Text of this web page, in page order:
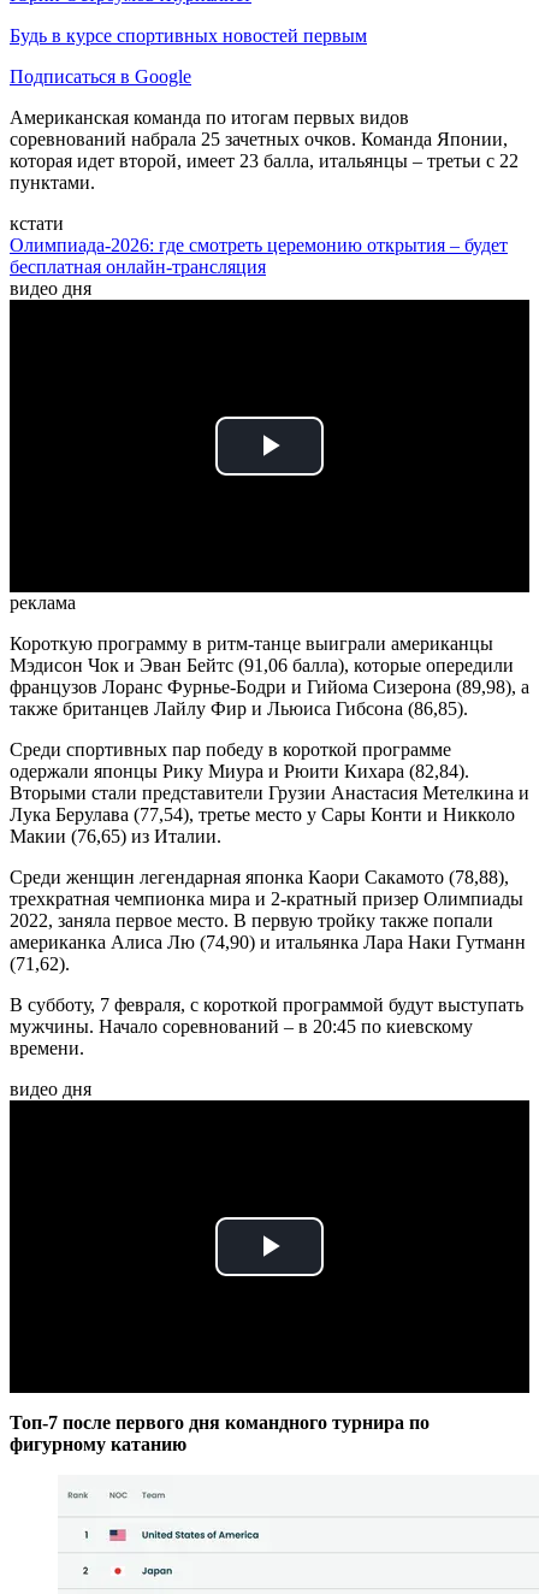
Будь в курсе спортивных новостей первым
Подписаться в Google
Американская команда по итогам первых видов
соревнований набрала 25 зачетных очков. Команда Японии,
которая идет второй, имеет 23 балла, итальянцы – третьи с 22
пунктами.
кстати
Олимпиада-2026: где смотреть церемонию открытия – будет
бесплатная онлайн-трансляция
видео дня
Play
реклама
Короткую программу в ритм-танце выиграли американцы
Мэдисон Чок и Эван Бейтс (91,06 балла), которые опередили
французов Лоранс Фурнье-Бодри и Гийома Сизерона (89,98), а
также британцев Лайлу Фир и Льюиса Гибсона (86,85).
Среди спортивных пар победу в короткой программе
одержали японцы Рику Миура и Рюити Кихара (82,84).
Вторыми стали представители Грузии Анастасия Метелкина и
Лука Берулава (77,54), третье место у Сары Конти и Никколо
Макии (76,65) из Италии.
Среди женщин легендарная японка Каори Сакамото (78,88),
трехкратная чемпионка мира и 2-кратный призер Олимпиады
2022, заняла первое место. В первую тройку также попали
американка Алиса Лю (74,90) и итальянка Лара Наки Гутманн
(71,62).
В субботу, 7 февраля, с короткой программой будут выступать
мужчины. Начало соревнований – в 20:45 по киевскому
времени.
видео дня
Play
Топ-7 после первого дня командного турнира по
фигурному катанию